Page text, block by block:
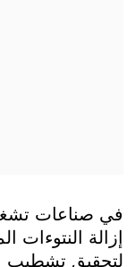
في صناعات
إزالة النتوءات
لتحقيق تشطيب